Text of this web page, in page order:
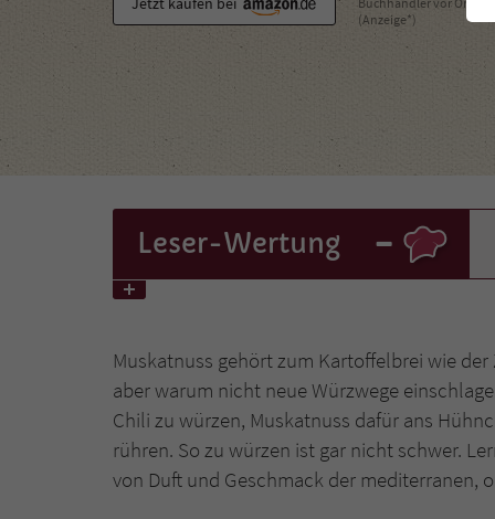
(Anzeige*)
Leser-Wertung -
Muskatnuss gehört zum Kartoffelbrei wie
aber warum nicht neue Würzwege
Chili zu würzen, Muskatnuss dafür ans
rühren. So zu würzen ist gar nicht schwer.
von Duft und Geschmack der mediterranen,